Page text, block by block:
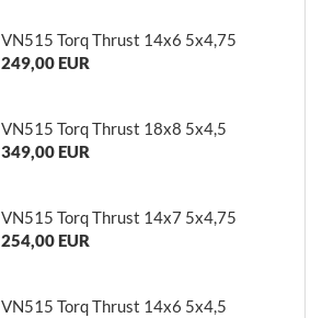
VN515 Torq Thrust 14x6 5x4,75
249,00 EUR
VN515 Torq Thrust 18x8 5x4,5
349,00 EUR
VN515 Torq Thrust 14x7 5x4,75
254,00 EUR
VN515 Torq Thrust 14x6 5x4,5